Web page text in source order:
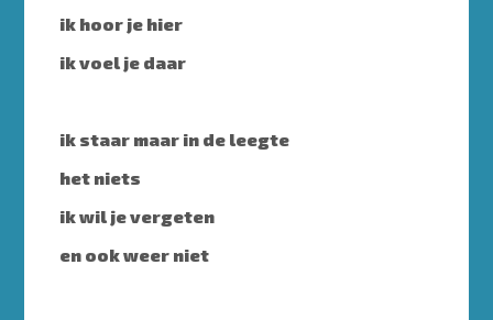
ik hoor je hier
ik voel je daar
ik staar maar in de leegte
het niets
ik wil je vergeten
en ook weer niet